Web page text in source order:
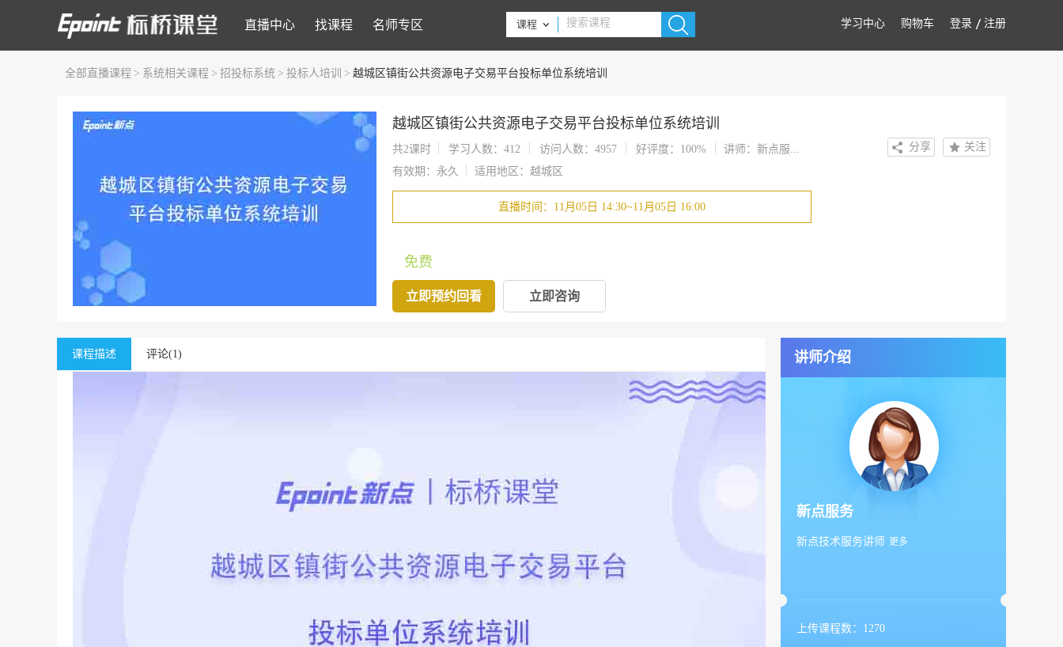
直播中心 找课程 名师专区 课程 学习中心 购物车 登录 注册
全部直播课程 > 系统相关课程 > 招投标系统 > 投标人培训 > 越城区镇街公共资源电子交易平台投标单位系统培训
越城区镇街公共资源电子交易平台投标单位系统培训
共2课时 学习人数：412 访问人数：4957 好评度：100%
讲师：新点服...
有效期：永久
适用地区：越城区
直播时间：11月05日 14:30~11月05日 16:00
免费
立即预约回看 立即咨询
关注
分享
课程描述 评论(1) 讲师介绍
新点服务
新点技术服务讲师 更多
上传课程数： 1270